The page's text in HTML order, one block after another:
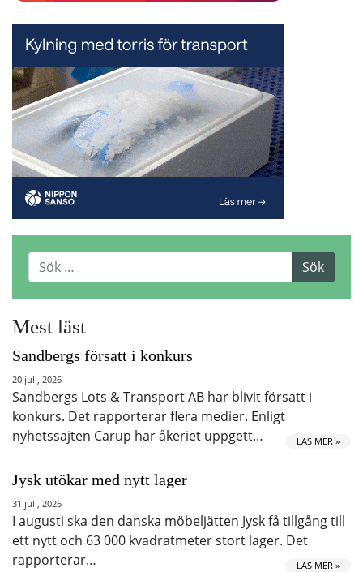
Mest läst
Sandbergs försatt i konkurs
20 juli, 2026
Sandbergs Lots & Transport AB har blivit försatt i
konkurs. Det rapporterar flera medier. Enligt
nyhetssajten Carup har åkeriet uppgett…
LÄS MER »
Jysk utökar med nytt lager
31 juli, 2026
I augusti ska den danska möbeljätten Jysk få tillgång till
ett nytt och 63 000 kvadratmeter stort lager. Det
rapporterar…
LÄS MER »